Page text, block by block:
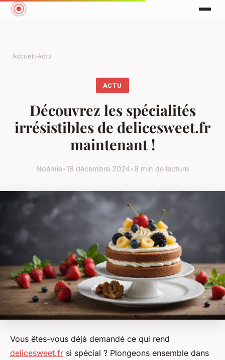
Accueil›Actu
ACTU
Découvrez les spécialités
irrésistibles de delicesweet.fr
maintenant !
Noémie•18 décembre 2024•8 min de lecture
Vous êtes-vous déjà demandé ce qui rend
delicesweet.fr si spécial ? Plongeons ensemble dans